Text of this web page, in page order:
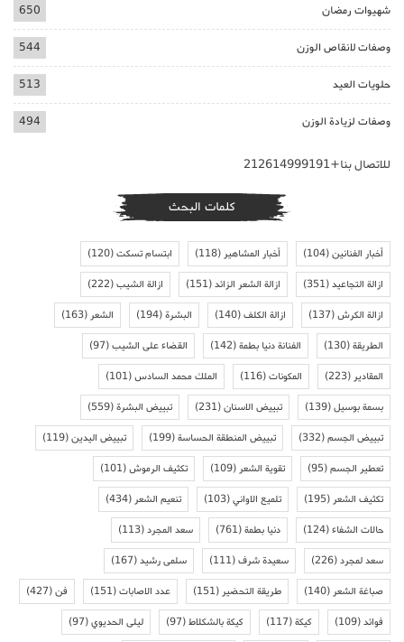
شهيوات رمضان 650
وصفات لانقاص الوزن 544
حلويات العيد 513
وصفات لزيادة الوزن 494
للاتصال بنا+212614999191
كلمات البحث
أخبار الفنانين(104) أخبار المشاهير(118) ابتسام تسكت(120)
ازالة التجاعيد(351) ازالة الشعر الزائد(151) ازالة الشيب(222)
ازالة الكرش(137) ازالة الكلف(140) البشرة(194) الشعر(163)
الطريقة(130) الفنانة دنيا بطمة(142) القضاء على الشيب(97)
المقادير(223) المكونات(116) الملك محمد السادس(101)
بسمة بوسيل(139) تبييض الاسنان(231) تبييض البشرة(559)
تبييض الجسم(332) تبييض المنطقة الحساسة(199) تبييض اليدين(119)
تعطير الجسم(95) تقوية الشعر(109) تكثيف الرموش(101)
تكثيف الشعر(195) تلميع الاواني(103) تنعيم الشعر(434)
حالات الشفاء(124) دنيا بطمة(761) سعد المجرد(113)
سعد لمجرد(226) سعيدة شرف(111) سلمى رشيد(167)
صباغة الشعر(140) طريقة التحضير(151) عدد الاصابات(151) فن(427)
فوائد(109) كيكة(117) كيكة بالشكلاط(97) ليلى الحديوي(97)